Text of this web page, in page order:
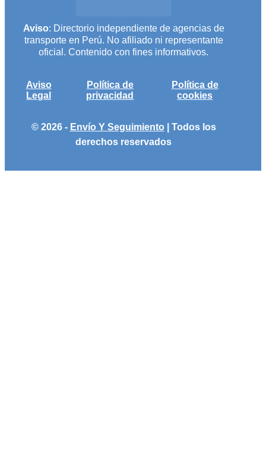
Aviso: Directorio independiente de agencias de
transporte en Perú. No afiliado ni representante
oficial. Contenido con fines informativos.
Aviso
Legal
Política de
privacidad
Política de
cookies
© 2026 - Envío Y Seguimiento | Todos los
derechos reservados